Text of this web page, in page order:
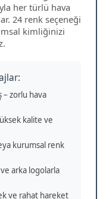
her türlü hava
24 renk seçeneği
kimliğinizi
– zorlu hava
kalite ve
kurumsal renk
ve arka logolarla
ve rahat hareket